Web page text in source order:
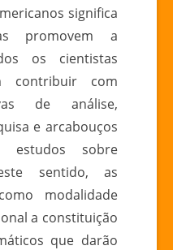
significa
promovem a
os cientistas
contribuir com
de análise,
e arcabouços
estudos sobre
sentido, as
modalidade
a constituição
que darão